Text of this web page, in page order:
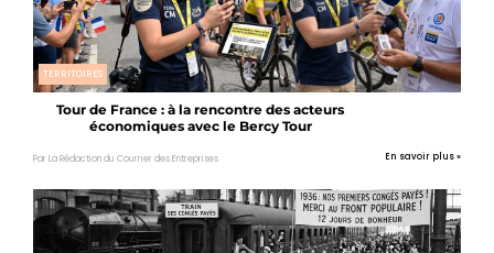
TERRITOIRES
Tour de France : à la rencontre des acteurs
économiques avec le Bercy Tour
Par La Rédaction du Courrier des Entreprises En savoir plus »